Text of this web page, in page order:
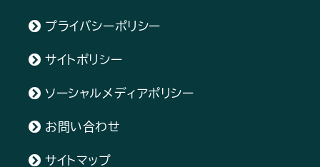
プライバシーポリシー
サイトポリシー
ソーシャルメディアポリシー
お問い合わせ
サイトマップ